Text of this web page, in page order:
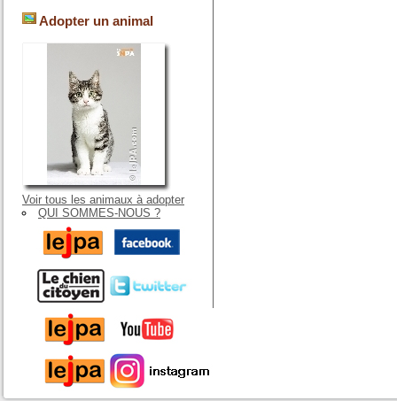
Adopter un animal
Voir tous les animaux à adopter
QUI SOMMES-NOUS ?